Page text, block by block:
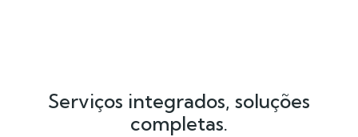
Serviços integrados, soluções
completas.